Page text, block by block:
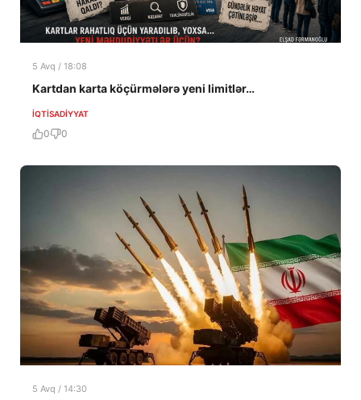
5 Avq / 18:08
Kartdan karta köçürmələrə yeni limitlər…
İQTISADIYYAT
0 0
5 Avq / 14:30